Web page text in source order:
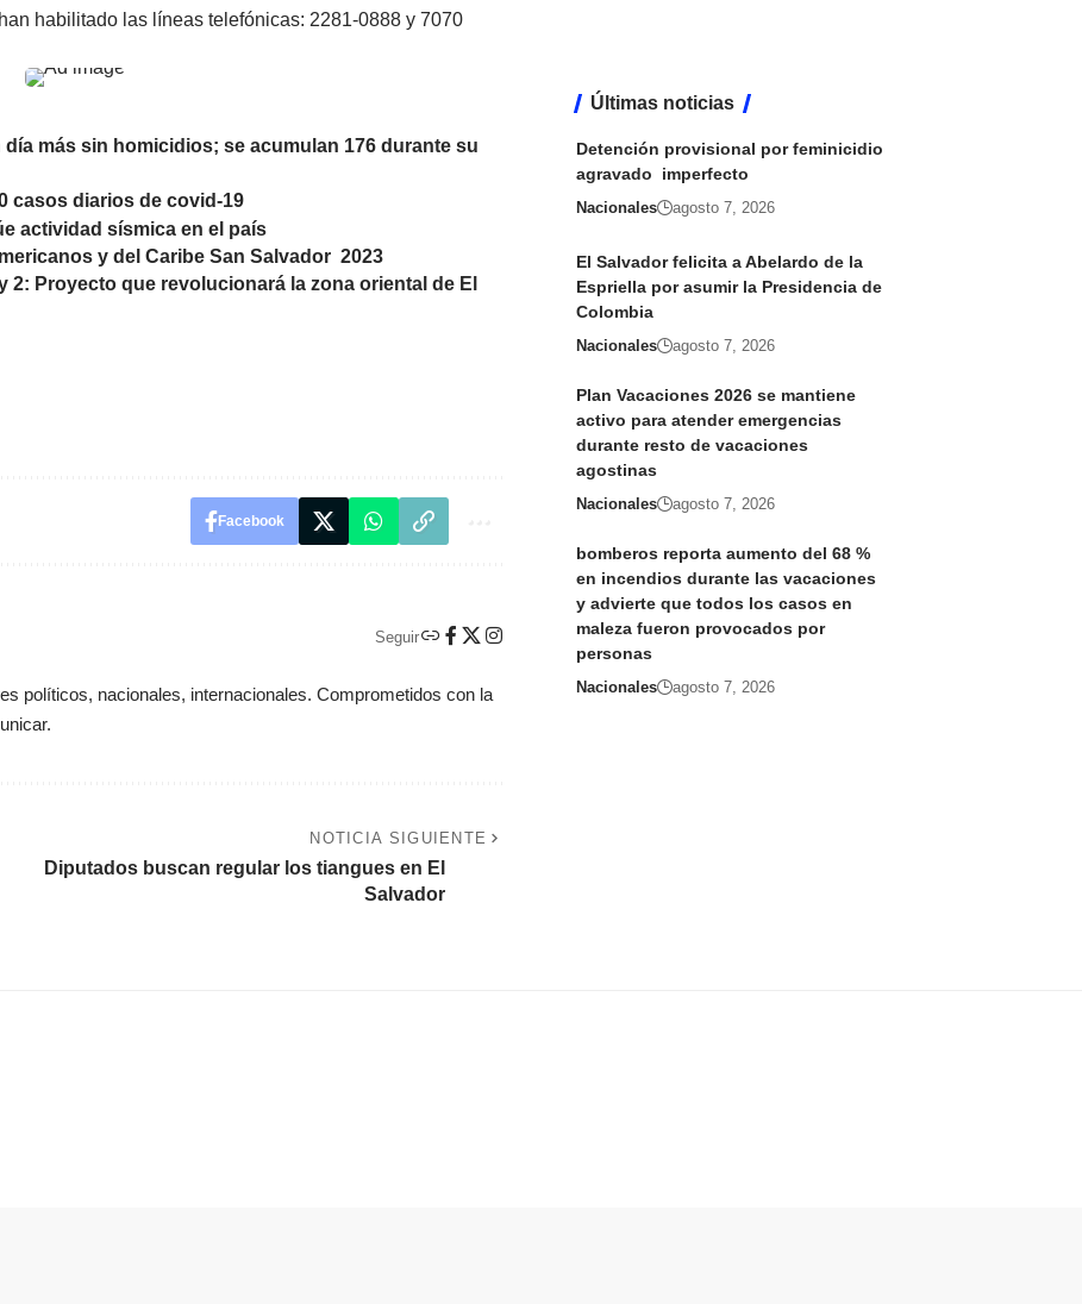
habilitado las líneas telefónicas: 2281-0888 y 7070
más sin homicidios; se acumulan 176 durante su
casos diarios de covid-19
actividad sísmica en el país
y del Caribe San Salvador 2023
2: Proyecto que revolucionará la zona oriental de El
Facebook
Seguir
políticos, nacionales, internacionales. Comprometidos con la
NOTICIA SIGUIENTE
Diputados buscan regular los tiangues en El
Salvador
Últimas noticias
Detención provisional por feminicidio
agravado imperfecto
Nacionales agosto 7, 2026
El Salvador felicita a Abelardo de la
Espriella por asumir la Presidencia de
Colombia
Nacionales agosto 7, 2026
Plan Vacaciones 2026 se mantiene
activo para atender emergencias
durante resto de vacaciones
agostinas
Nacionales agosto 7, 2026
bomberos reporta aumento del 68 %
en incendios durante las vacaciones
y advierte que todos los casos en
maleza fueron provocados por
personas
Nacionales agosto 7, 2026